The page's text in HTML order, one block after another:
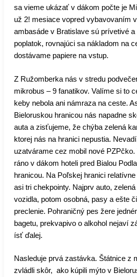
sa vieme ukázať v dákom počte je
už 2! mesiace vopred vybavovaním
ambasáde v Bratislave sú prívetivé
poplatok, rovnajúci sa nákladom na
dostávame papiere na vstup.
Z Ružomberka nás v stredu
mikrobus – 9 fanatikov. Valíme si to
keby nebola ani námraza na ceste.
Bieloruskou hranicou nás napadne
auta a zisťujeme, že chýba zelená
ktorej nás na hranici nepustia.
uzatvárame cez mobil nové
ráno v dákom hoteli pred Bialou
hranicou. Na Poľskej hranici
asi tri chekpointy. Najprv auto,
vozidla, potom osobná, pasy a ešte
preclenie. Pohraničný pes žere
bagetu, prekvapivo o alkohol nejaví
ísť ďalej.
Nasleduje prvá zastávka. Štátnice z
zvládli skôr, ako kúpili mýto v